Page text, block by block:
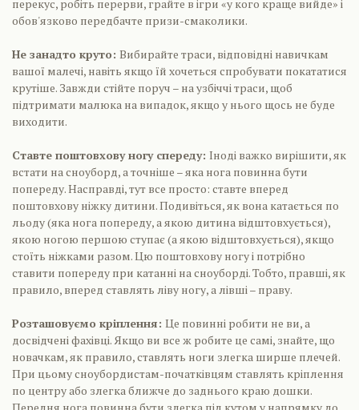
перекус, робіть перерви, грайте в ігри «у кого краще вийде» і
обов'язково передбачте призи-смаколики.
Не занадто круто: Вибирайте траси, відповідні навичкам
вашої малечі, навіть якщо їй хочеться спробувати покататися
крутіше. Завжди стійте поруч – на узбіччі траси, щоб
підтримати малюка на випадок, якщо у нього щось не буде
виходити.
Ставте поштовхову ногу спереду: Іноді важко вирішити, як
встати на сноуборд, а точніше – яка нога повинна бути
попереду. Насправді, тут все просто: ставте вперед
поштовхову ніжку дитини. Подивіться, як вона катається по
льоду (яка нога попереду, а якою дитина відштовхується),
якою ногою першою ступає (а якою відштовхується), якщо
стоїть ніжками разом. Цю поштовхову ногу і потрібно
ставити попереду при катанні на сноуборді. Тобто, правші, як
правило, вперед ставлять ліву ногу, а лівші – праву.
Розташовуємо кріплення: Це повинні робити не ви, а
досвідчені фахівці. Якщо ви все ж робите це самі, знайте, що
новачкам, як правило, ставлять ноги злегка ширше плечей.
При цьому сноубордистам-початківцям ставлять кріплення
по центру або злегка ближче до заднього краю дошки.